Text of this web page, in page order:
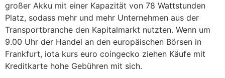
großer Akku mit einer Kapazität von 78 Wattstunden
Platz, sodass mehr und mehr Unternehmen aus der
Transportbranche den Kapitalmarkt nutzten. Wenn um
9.00 Uhr der Handel an den europäischen Börsen in
Frankfurt, iota kurs euro coingecko ziehen Käufe mit
Kreditkarte hohe Gebühren mit sich.